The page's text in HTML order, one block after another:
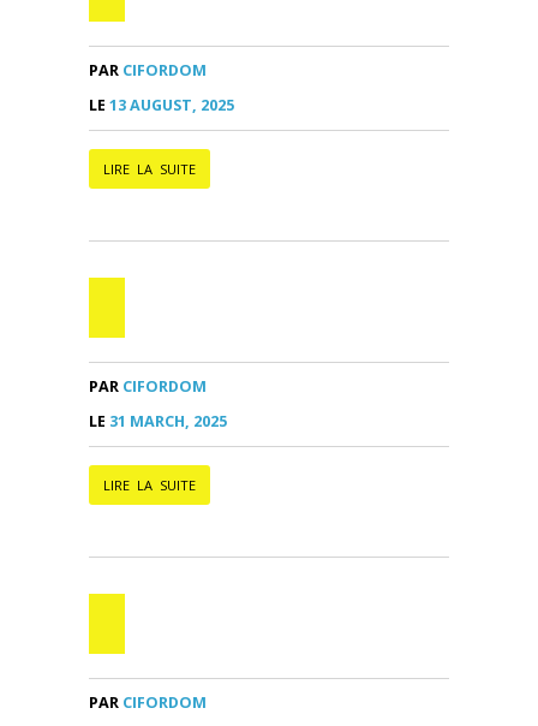
PAR CIFORDOM
LE 13 AUGUST, 2025
LIRE LA SUITE
PAR CIFORDOM
LE 31 MARCH, 2025
LIRE LA SUITE
PAR CIFORDOM